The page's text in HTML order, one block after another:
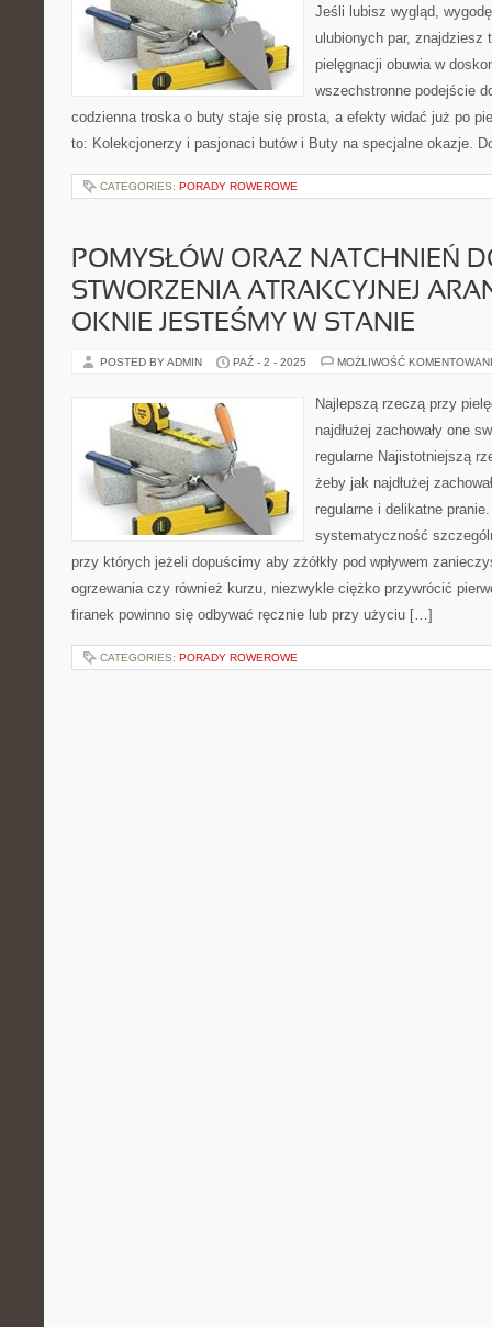
Jeśli lubisz wygląd,
ulubionych par, znajdziesz
pielęgnacji obuwia w
wszechstronne podejście
codzienna troska o buty staje się prosta, a efekty widać już po
to: Kolekcjonerzy i pasjonaci butów i Buty na specjalne okazje.
CATEGORIES: PORADY ROWEROWE
POMYSŁÓW ORAZ NATCHNIEŃ
STWORZENIA ATRAKCYJNEJ
OKNIE JESTEŚMY W STANIE
POSTED BY ADMIN PAŹ - 2 - 2025 MOŻLIWOŚĆ
Najlepszą rzeczą przy
najdłużej zachowały one
regularne Najistotniejszą
żeby jak najdłużej
regularne i delikatne
systematyczność
przy których jeżeli dopuścimy aby zżółkły pod wpływem
ogrzewania czy również kurzu, niezwykle ciężko przywrócić
firanek powinno się odbywać ręcznie lub przy użyciu […]
CATEGORIES: PORADY ROWEROWE